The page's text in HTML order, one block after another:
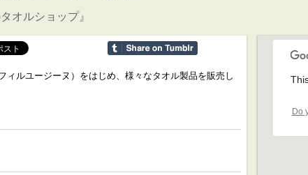
オルショップ』
ィルユージーヌ）をはじめ、様々なタオル製品を販売し
Do